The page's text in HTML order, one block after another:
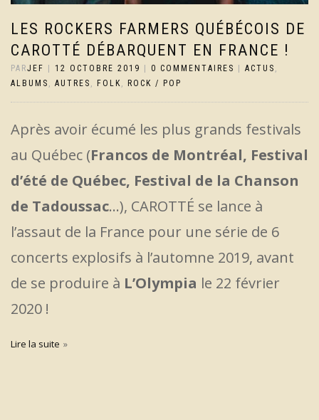
LES ROCKERS FARMERS QUÉBÉCOIS DE
CAROTTÉ DÉBARQUENT EN FRANCE !
PARJEF | 12 OCTOBRE 2019 | 0 COMMENTAIRES | ACTUS
ALBUMS
AUTRES FOLK ROCK / POP
Après avoir écumé les plus grands festivals
au Québec (Francos de Montréal, Festival
d’été de Québec, Festival de la Chanson
de Tadoussac…), CAROTTÉ se lance à
l’assaut de la France pour une série de 6
concerts explosifs à l’automne 2019, avant
de se produire à L’Olympia le 22 février
2020 !
Lire la suite